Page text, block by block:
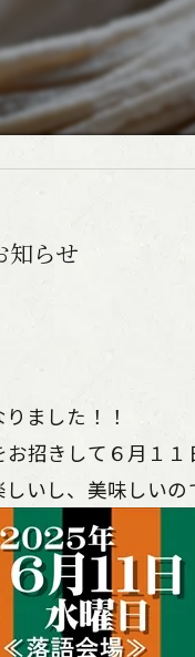
らせ
ました！！
招きして６月１１
いし、美味しいの